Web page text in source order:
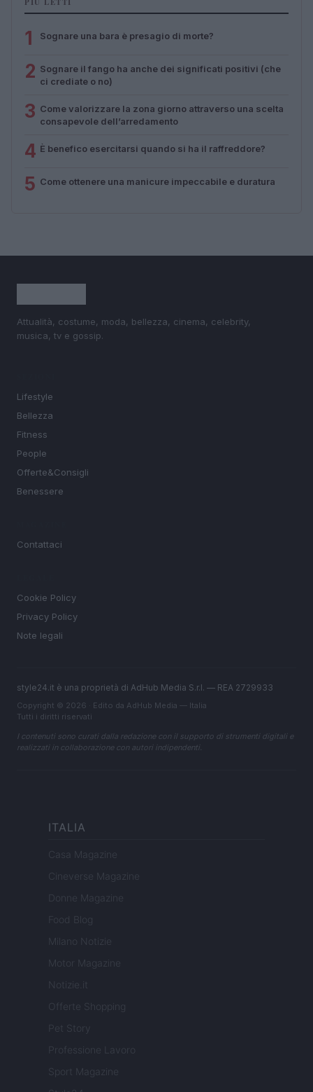
1 Sognare una bara è presagio di morte?
2 Sognare il fango ha anche dei significati positivi (che
ci crediate o no)
3 Come valorizzare la zona giorno attraverso una scelta
consapevole dell’arredamento
4 È benefico esercitarsi quando si ha il raffreddore?
5 Come ottenere una manicure impeccabile e duratura
Attualità, costume, moda, bellezza, cinema, celebrity,
musica, tv e gossip.
Lifestyle
Bellezza
Fitness
People
Offerte&Consigli
Benessere
Contattaci
Cookie Policy
Privacy Policy
Note legali
style24.it è una proprietà di AdHub Media S.r.l. — REA 2729933
Copyright © 2026 · Edito da AdHub Media — Italia
Tutti i diritti riservati
I contenuti sono curati dalla redazione con il supporto di strumenti digitali e
realizzati in collaborazione con autori indipendenti.
ITALIA
Casa Magazine
Cineverse Magazine
Donne Magazine
Food Blog
Milano Notizie
Motor Magazine
Notizie.it
Offerte Shopping
Pet Story
Professione Lavoro
Sport Magazine